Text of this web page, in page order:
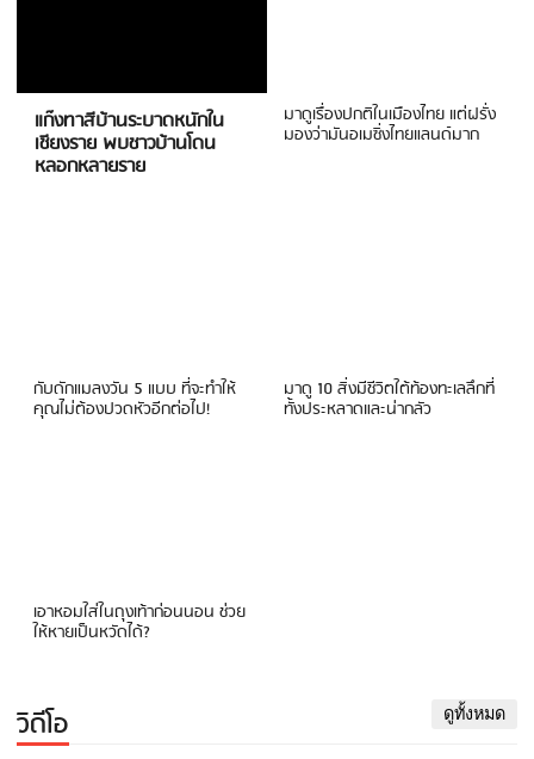
แก๊งทาสีบ้านระบาดหนักใน
เชียงราย พบชาวบ้านโดน
หลอกหลายราย
มาดูเรื่องปกติในเมืองไทย แต่ฝรั่ง
มองว่ามันอเมซิ่งไทยแลนด์มาก
กับดักแมลงวัน 5 แบบ ที่จะทำให้
คุณไม่ต้องปวดหัวอีกต่อไป!
มาดู 10 สิ่งมีชีวิตใต้ท้องทะเลลึกที่
ทั้งประหลาดและน่ากลัว
เอาหอมใส่ในถุงเท้าก่อนนอน ช่วย
ให้หายเป็นหวัดได้?
วิดีโอ ดูทั้งหมด